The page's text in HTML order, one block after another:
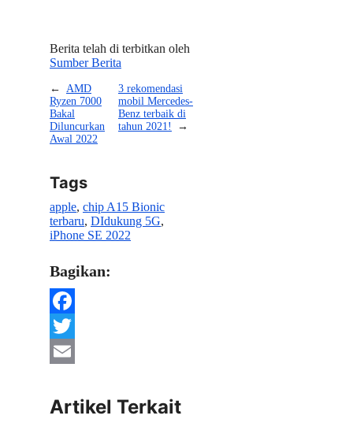
Berita telah di terbitkan oleh
Sumber Berita
← AMD
Ryzen 7000
Bakal
Diluncurkan
Awal 2022
3 rekomendasi
mobil Mercedes-
Benz terbaik di
tahun 2021!
→
Tags
apple, chip A15 Bionic
terbaru, DIdukung 5G
iPhone SE 2022
Bagikan:
Facebook
Twitter
Artikel Terkait